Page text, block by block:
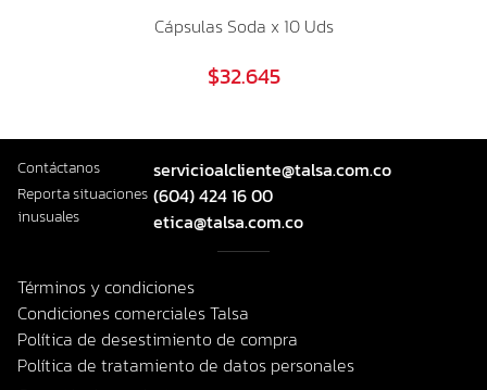
Cápsulas Soda x 10 Uds
$32.645
Contáctanos servicioalcliente@talsa.com.co
Reporta situaciones
inusuales
(604) 424 16 00
etica@talsa.com.co
Términos y condiciones
Condiciones comerciales Talsa
Política de desestimiento de compra
Política de tratamiento de datos personales